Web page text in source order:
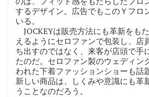
するデザイン。広告でもこのＹフロ
いる。
JOCKEYは販売方法にも革新をも
えるようにセロファンで包装し、店
ち出すのではなく、来客が店頭で手
たのだ。セロファン製のウェディン
われた下着ファッションショーも話
新しい商品は、しくみや意識にも革
うことなのだろう。